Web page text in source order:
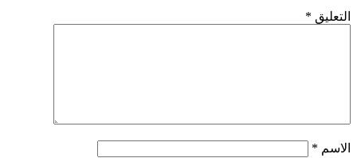
التعليق *
الاسم *